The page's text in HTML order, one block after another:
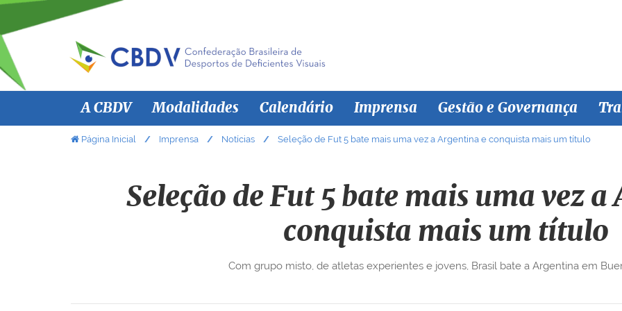
A CBDV Modalidades Calendário Imprensa Gestão e Governança
V Página Inicial Imprensa Notícias Seleção de Fut 5 bate mais uma vez a Argentina e conquista mais um título
Seleção de Fut 5 bate mais uma vez a
conquista mais um título
Com grupo misto, de atletas experientes e jovens, Brasil bate a Argentina em